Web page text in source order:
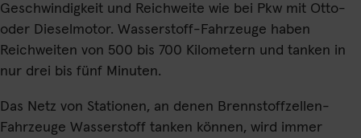
Geschwindigkeit und Reichweite wie bei Pkw mit Otto-
oder Dieselmotor. Wasserstoff-Fahrzeuge haben
Reichweiten von 500 bis 700 Kilometern und tanken in
nur drei bis fünf Minuten.
Das Netz von Stationen, an denen Brennstoffzellen-
Fahrzeuge Wasserstoff tanken können, wird immer